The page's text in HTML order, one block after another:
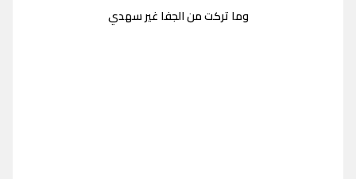
وما تركت من الجفا غير سهدي